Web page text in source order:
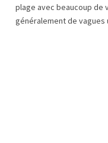
plage avec beaucoup de
généralement de vagues